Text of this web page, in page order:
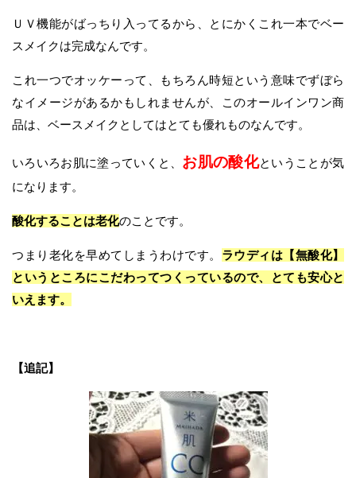
ＵＶ機能がばっちり入ってるから、とにかくこれ一本でベー
スメイクは完成なんです。
これ一つでオッケーって、もちろん時短という意味でずぼら
なイメージがあるかもしれませんが、このオールインワン商
品は、ベースメイクとしてはとても優れものなんです。
いろいろお肌に塗っていくと、 お肌の酸化ということが気
になります。
酸化することは老化のことです。
つまり老化を早めてしまうわけです。 ラウディは【無酸化】
というところにこだわってつくっているので、とても安心と
いえます。
【追記】